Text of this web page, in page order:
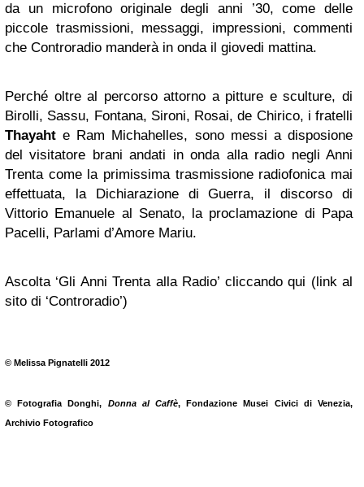
da un microfono originale degli anni ’30, come delle
piccole trasmissioni, messaggi, impressioni, commenti
che Controradio manderà in onda il giovedi mattina.
Perché oltre al percorso attorno a pitture e sculture, di
Birolli, Sassu, Fontana, Sironi, Rosai, de Chirico, i fratelli
Thayaht e Ram Michahelles, sono messi a disposione
del visitatore brani andati in onda alla radio negli Anni
Trenta come la primissima trasmissione radiofonica mai
effettuata, la Dichiarazione di Guerra, il discorso di
Vittorio Emanuele al Senato, la proclamazione di Papa
Pacelli, Parlami d’Amore Mariu.
Ascolta ‘Gli Anni Trenta alla Radio’ cliccando qui (link al
sito di ‘Controradio’)
© Melissa Pignatelli 2012
© Fotografia Donghi, Donna al Caffè, Fondazione Musei Civici di Venezia,
Archivio Fotografico